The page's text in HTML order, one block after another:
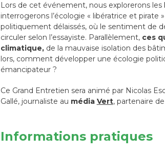
Lors de cet événement, nous explorerons les
interrogerons l’écologie « libératrice et pirate
politiquement délaissés, où le sentiment de
circuler selon l’essayiste. Parallèlement, ces
climatique,de la mauvaise isolation des
lors, comment développer une écologie
émancipateur ?
Ce Grand Entretien sera animé par Nicolas
Gallé, journaliste au média Vert, partenaire
Informations pratiques